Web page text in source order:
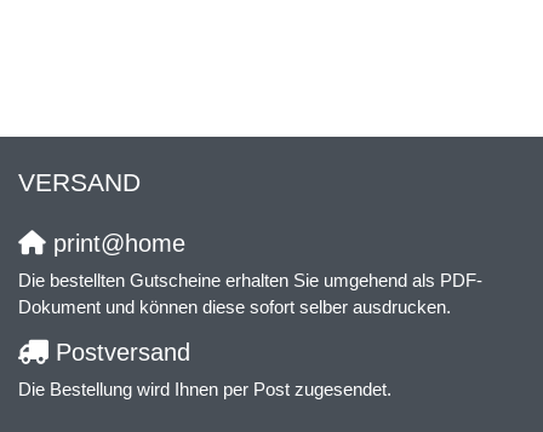
VERSAND
print@home
Die bestellten Gutscheine erhalten Sie umgehend als PDF-
Dokument und können diese sofort selber ausdrucken.
Postversand
Die Bestellung wird Ihnen per Post zugesendet.